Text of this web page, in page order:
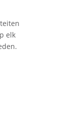
elk